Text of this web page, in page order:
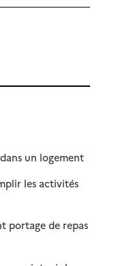
un logement
:
: non
les activités
portage de repas